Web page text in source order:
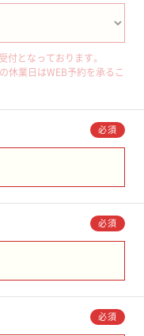
となっております。
休業日はWEB予約を承るこ
必須
必須
必須